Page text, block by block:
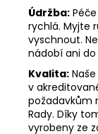
Údržba:
rychlá. Myjte
vyschnout.
nádobí ani do
Kvalita:
v
požadavkům
Rady. Díky
vyrobeny ze